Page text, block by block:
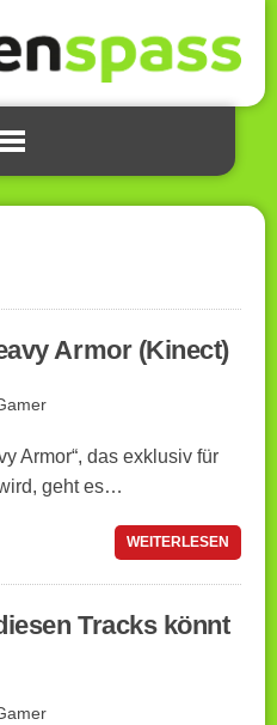
Armor (Kinect)
Armor“, das exklusiv für
geht es…
WEITERLESEN
Tracks könnt